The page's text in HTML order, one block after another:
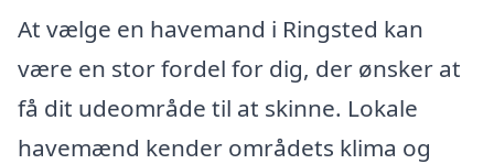
At vælge en havemand i Ringsted kan
være en stor fordel for dig, der ønsker at
få dit udeområde til at skinne. Lokale
havemænd kender områdets klima og